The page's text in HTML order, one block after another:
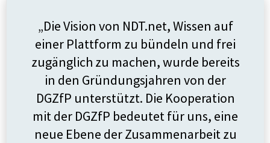
„Die Vision von NDT.net, Wissen auf
einer Plattform zu bündeln und frei
zugänglich zu machen, wurde bereits
in den Gründungsjahren von der
DGZfP unterstützt. Die Kooperation
mit der DGZfP bedeutet für uns, eine
neue Ebene der Zusammenarbeit zu